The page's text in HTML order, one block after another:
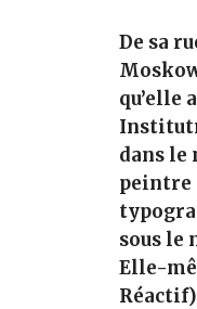
De sa
qu’elle
dans le
peintre
sous le
Elle-